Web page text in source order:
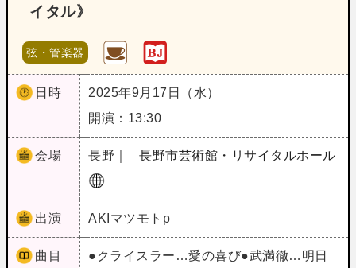
イタル》
弦・管楽器
日時
2025年9月17日（水）
開演：13:30
会場 長野｜ 長野市芸術館・リサイタルホール
出演 AKIマツモトp
曲目
●クライスラー…愛の喜び●武満徹…明日